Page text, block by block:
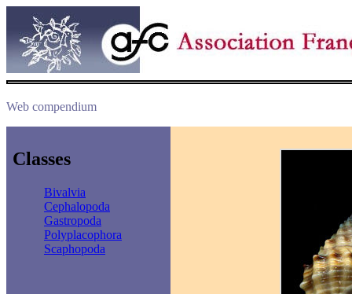
Web compendium
Classes
Bivalvia
Cephalopoda
Gastropoda
Polyplacophora
Scaphopoda